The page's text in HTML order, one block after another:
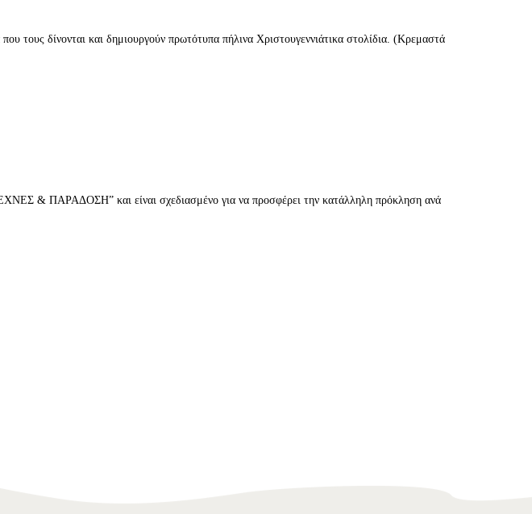
τους δίνονται και δημιουργούν πρωτότυπα πήλινα Χριστουγεννιάτικα στολίδια. (Κρεμαστά
& ΠΑΡΑΔΟΣΗ” και είναι σχεδιασμένο για να προσφέρει την κατάλληλη πρόκληση ανά